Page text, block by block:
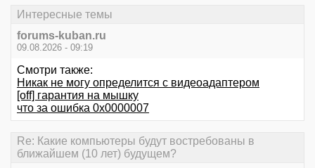
Интересные темы
forums-kuban.ru
09.08.2026 - 09:19
Смотри также:
Никак не могу определится с видеоадаптером
[off] гарантия на мышку
что за ошибка 0х0000007
Re: Какие компьютеры будут востребованы в
ближайшем (10 лет) будущем?